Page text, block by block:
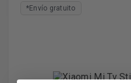
*Envío gratuito